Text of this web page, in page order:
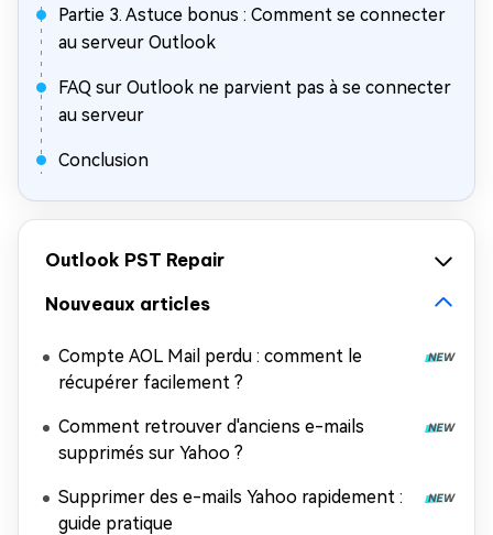
Partie 3. Astuce bonus : Comment se connecter
au serveur Outlook
FAQ sur Outlook ne parvient pas à se connecter
au serveur
Conclusion
Outlook PST Repair
Nouveaux articles
Compte AOL Mail perdu : comment le
récupérer facilement ?
Comment retrouver d'anciens e-mails
supprimés sur Yahoo ?
Supprimer des e-mails Yahoo rapidement :
guide pratique